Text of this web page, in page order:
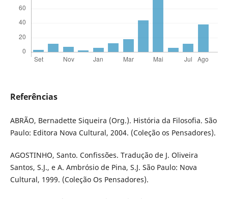
Referências
ABRÃO, Bernadette Siqueira (Org.). História da Filosofia. São
Paulo: Editora Nova Cultural, 2004. (Coleção os Pensadores).
AGOSTINHO, Santo. Confissões. Tradução de J. Oliveira
Santos, S.J., e A. Ambrósio de Pina, S.J. São Paulo: Nova
Cultural, 1999. (Coleção Os Pensadores).